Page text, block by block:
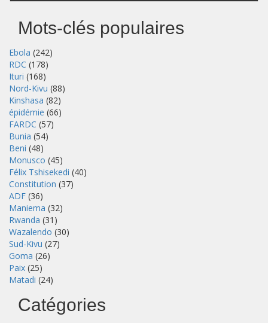
Mots-clés populaires
Ebola (242)
RDC (178)
Ituri (168)
Nord-Kivu (88)
Kinshasa (82)
épidémie (66)
FARDC (57)
Bunia (54)
Beni (48)
Monusco (45)
Félix Tshisekedi (40)
Constitution (37)
ADF (36)
Maniema (32)
Rwanda (31)
Wazalendo (30)
Sud-Kivu (27)
Goma (26)
Paix (25)
Matadi (24)
Catégories